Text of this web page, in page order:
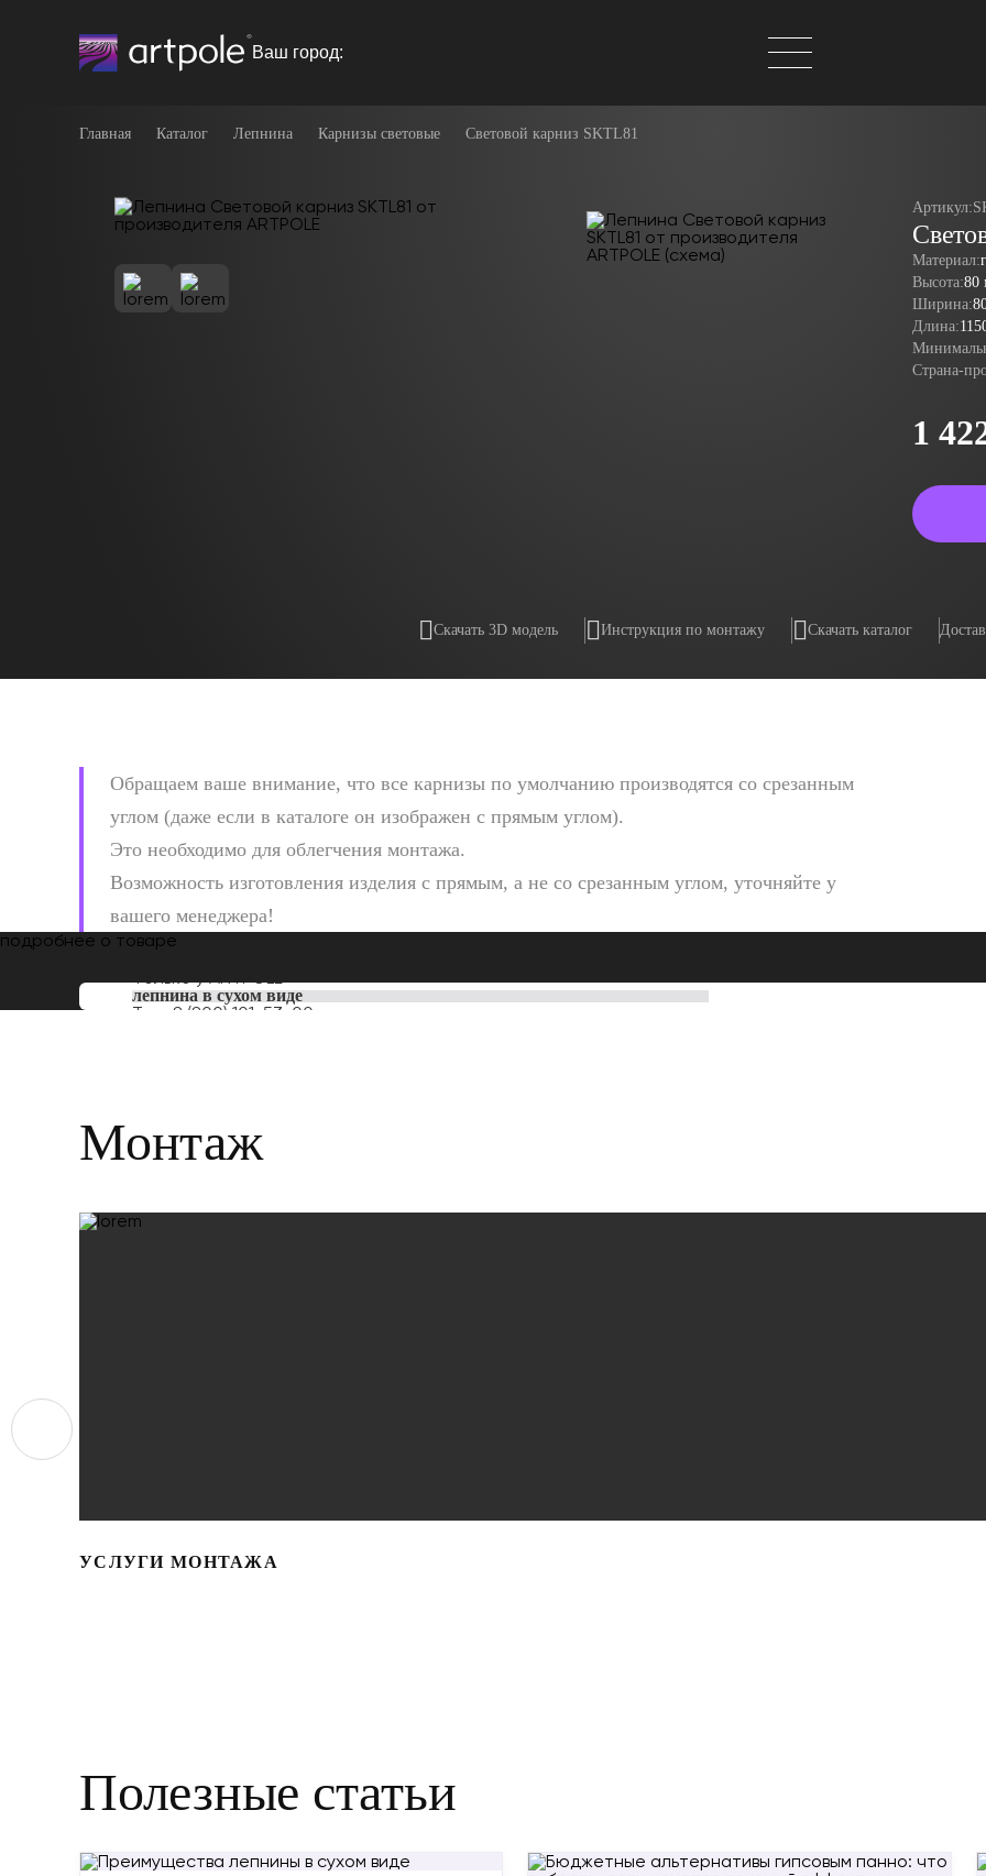
Ваш город:
Главная Каталог Лепнина Карнизы световые Световой карниз SKTL81
Артикул:
Материал:
Высота:80
Ширина:
Длина:
Страна-
1
Скачать 3D модель Инструкция по монтажу Скачать каталог
Обращаем ваше внимание, что все карнизы по умолчанию производятся со срезанным
углом (даже если в каталоге он изображен с прямым углом).
Это необходимо для облегчения монтажа.
Возможность изготовления изделия с прямым, а не со срезанным углом, уточняйте у
вашего менеджера!
подробнее о товаре
Только уARTPOLE
лепнина в сухом виде
Тел: 8 (800) 101-53-00
Монтаж
УСЛУГИ МОНТАЖА
Полезные статьи